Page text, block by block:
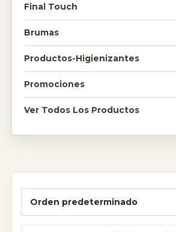
Final Touch
Brumas
Productos-Higienizantes
Promociones
Ver Todos Los Productos